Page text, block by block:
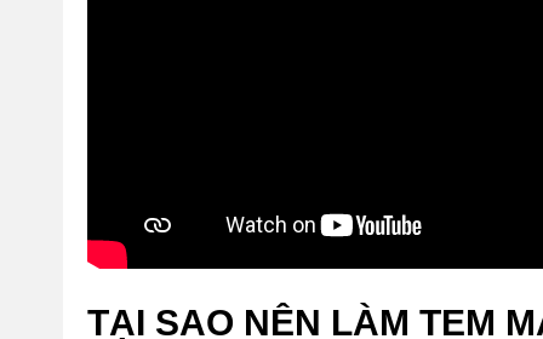
TẠI SAO NÊN LÀM TEM